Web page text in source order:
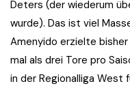
Deters (der wiederum
wurde). Das ist viel
Amenyido erzielte bisher
mal als drei Tore pro
in der Regionalliga West